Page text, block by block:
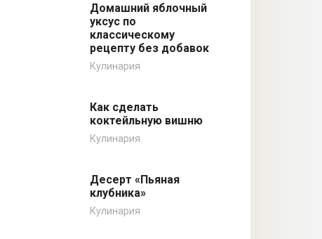
Домашний яблочный
уксус по
классическому
рецепту без добавок
Кулинария
Как сделать
коктейльную вишню
Кулинария
Десерт «Пьяная
клубника»
Кулинария